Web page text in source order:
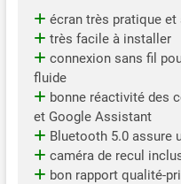
écran très pratique
très facile à installer
connexion sans fil
fluide
bonne réactivité des
et Google Assistant
Bluetooth 5.0 assure
caméra de recul
bon rapport qualité-